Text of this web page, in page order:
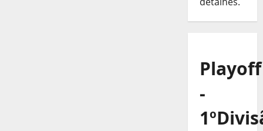
Playoff
-